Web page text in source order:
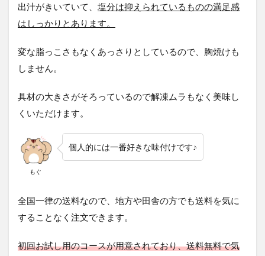
出汁がきいていて、 塩分は抑えられているものの満足感
はしっかりとあります。
変な脂っこさもなくあっさりとしているので、胸焼けも
しません。
具材の大きさがそろっているので解凍ムラもなく美味し
くいただけます。
もぐ
個人的には一番好きな味付けです♪
全国一律の送料なので、地方や田舎の方でも送料を気に
することなく注文できます。
初回お試し用のコースが用意されており、送料無料で気